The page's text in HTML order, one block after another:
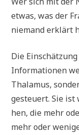
etwas, was der
nie­mand erklärt
Die
Infor­ma­tio­nen
Tha­la­mus,
gesteu­ert. Sie
hen, die mehr
mehr oder